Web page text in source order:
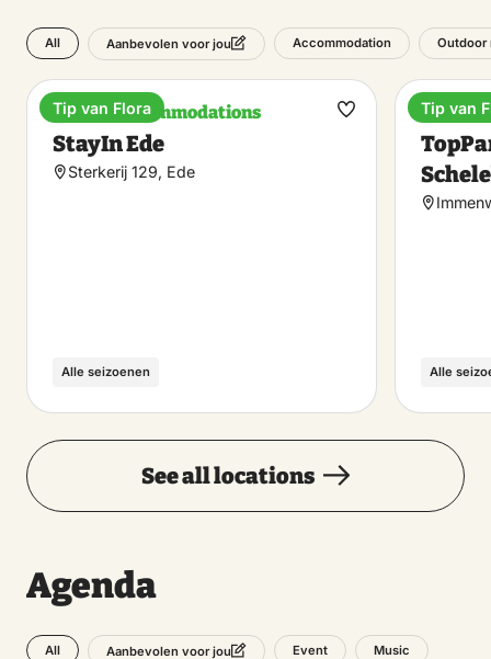
All Aanbevolen voor jou Accommodation Outdoor
Unique accommodations
StayIn Ede
Sterkerij 129, Ede
Alle seizoenen
Tip van Flora
Make
Holiday
Alle
Tip van
See all locations
Agenda
All Aanbevolen voor jou Event Music